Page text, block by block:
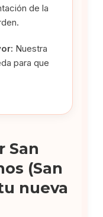
de la
Nuestra
para que
San
(San
nueva